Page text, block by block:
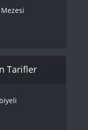
Tarifler